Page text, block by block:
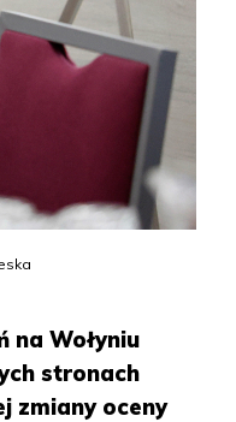
na Wołyniu
stronach
zmiany oceny